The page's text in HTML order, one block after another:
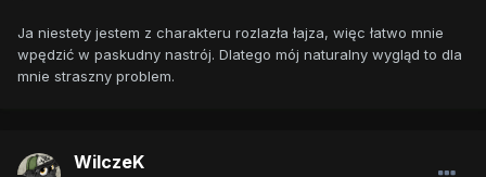
Ja niestety jestem z charakteru rozlazła łajza, więc łatwo mnie
wpędzić w paskudny nastrój. Dlatego mój naturalny wygląd to dla
mnie straszny problem.
WilczeK